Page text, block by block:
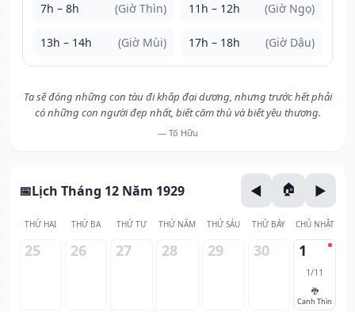
7h – 8h (Giờ Thìn) 11h – 12h (Giờ Ngọ)
13h – 14h (Giờ Mùi) 17h – 18h (Giờ Dậu)
Ta sẽ đóng những con tàu đi khắp đại dương, nhưng trước hết phải
có những con người đẹp nhất, biết căm thù và biết yêu thương.
— Tố Hữu
Lịch Tháng 12 Năm 1929
THỨ HAI THỨ BA THỨ TƯ THỨ NĂM THỨ SÁU THỨ BẢY CHỦ NHẬT
25 26 27 28 29 30 1
1/11
🐉
Canh Thìn